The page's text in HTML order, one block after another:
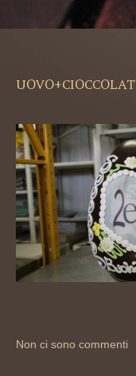
Non ci sono commenti